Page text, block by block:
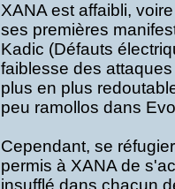
XANA est affaibli,
ses premières
Kadic (Défauts
faiblesse des
plus en plus
peu ramollos dans
Cependant, se
permis à XANA de
insufflé dans chacun